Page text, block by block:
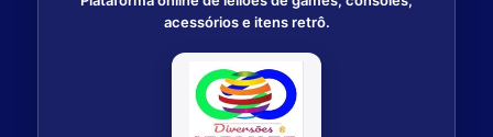
acessórios e itens retrô.